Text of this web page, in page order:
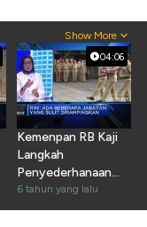
Show More
04:06
Kemenpan RB Kaji
Langkah
Penyederhanaan
Eselon
6 tahun yang lalu